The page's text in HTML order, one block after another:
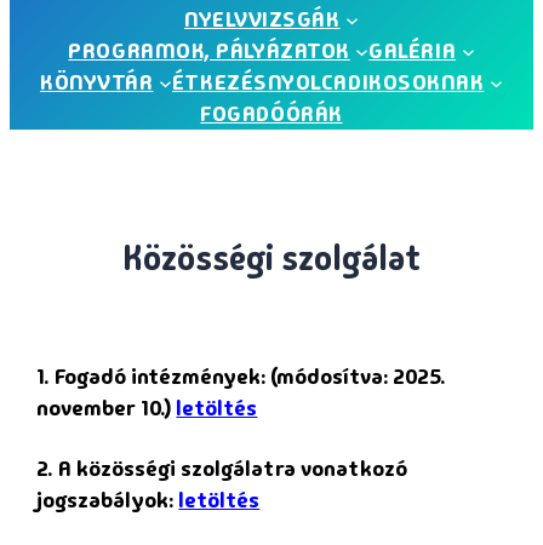
NYELVVIZSGÁK
PROGRAMOK, PÁLYÁZATOK
GALÉRIA
KÖNYVTÁR
ÉTKEZÉSNYOLCADIKOSOKNAK
FOGADÓÓRÁK
Közösségi szolgálat
1. Fogadó intézmények: (módosítva: 2025.
november 10.) letöltés
2. A közösségi szolgálatra vonatkozó
jogszabályok: letöltés